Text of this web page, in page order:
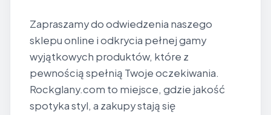
Zapraszamy do odwiedzenia naszego
sklepu online i odkrycia pełnej gamy
wyjątkowych produktów, które z
pewnością spełnią Twoje oczekiwania.
Rockglany.com to miejsce, gdzie jakość
spotyka styl, a zakupy stają się